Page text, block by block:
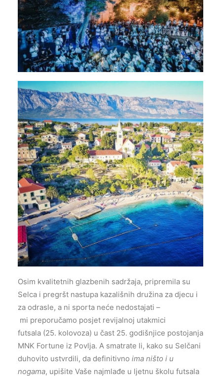
Osim kvalitetnih glazbenih sadržaja, pripremila su
Selca i pregršt nastupa kazališnih družina za djecu i
za odrasle, a ni sporta neće nedostajati –
mi preporučamo posjet revijalnoj utakmici
futsala (25. kolovoza) u čast 25. godišnjice postojanja
MNK Fortune iz Povlja. A smatrate li, kako su Selčani
duhovito ustvrdili, da definitivno ima ništo i u
nogama, upišite Vaše najmlađe u ljetnu školu futsala